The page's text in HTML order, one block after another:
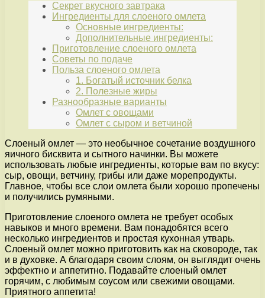
Секрет вкусного завтрака
Ингредиенты для слоеного омлета
Основные ингредиенты:
Дополнительные ингредиенты:
Приготовление слоеного омлета
Советы по подаче
Польза слоеного омлета
1. Богатый источник белка
2. Полезные жиры
Разнообразные варианты
Омлет с овощами
Омлет с сыром и ветчиной
Слоеный омлет — это необычное сочетание воздушного
яичного бисквита и сытного начинки. Вы можете
использовать любые ингредиенты, которые вам по вкусу:
сыр, овощи, ветчину, грибы или даже морепродукты.
Главное, чтобы все слои омлета были хорошо пропечены
и получились румяными.
Приготовление слоеного омлета не требует особых
навыков и много времени. Вам понадобятся всего
несколько ингредиентов и простая кухонная утварь.
Слоеный омлет можно приготовить как на сковороде, так
и в духовке. А благодаря своим слоям, он выглядит очень
эффектно и аппетитно. Подавайте слоеный омлет
горячим, с любимым соусом или свежими овощами.
Приятного аппетита!